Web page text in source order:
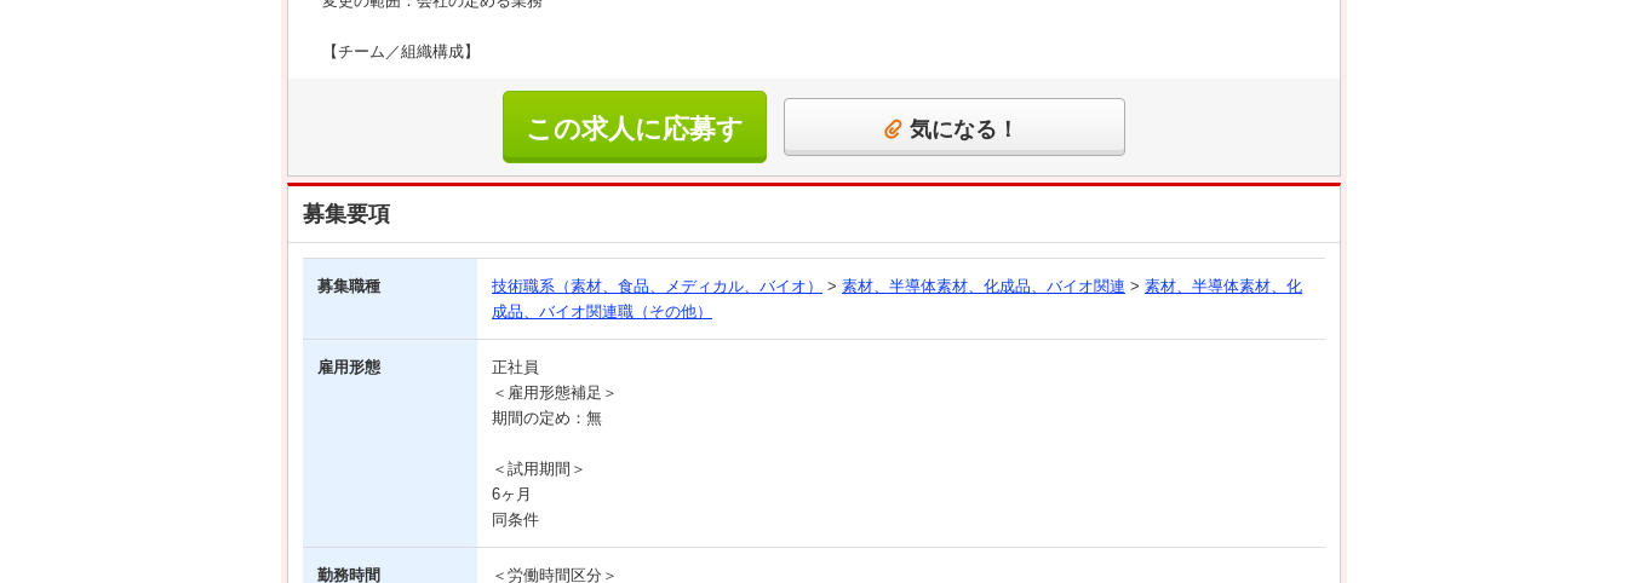
【チーム／組織構成】
この求人に応募す
る
気になる！
募集要項
募集職種 技術職系（素材、食品、メディカル、バイオ） > 素材、半導体素材、化成品、バイオ関連 > 素材、半導体素材、化
成品、バイオ関連職（その他）
雇用形態
正社員
＜雇用形態補足＞
期間の定め：無
＜試用期間＞
6ヶ月
同条件
勤務時間
＜労働時間区分＞